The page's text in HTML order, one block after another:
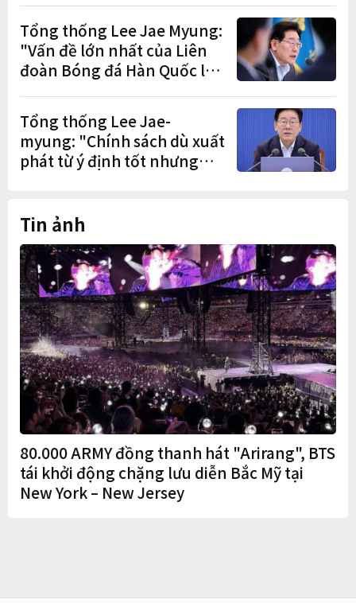
Tổng thống Lee Jae Myung:
"Vấn đề lớn nhất của Liên
đoàn Bóng đá Hàn Quốc là
trạng nắm quyền quá lâu"
Tổng thống Lee Jae-
myung: "Chính sách dù xuất
phát từ ý định tốt nhưng
hơn"
Tin ảnh
80.000 ARMY đồng thanh hát "Arirang", BTS
tái khởi động chặng lưu diễn Bắc Mỹ tại
New York – New Jersey